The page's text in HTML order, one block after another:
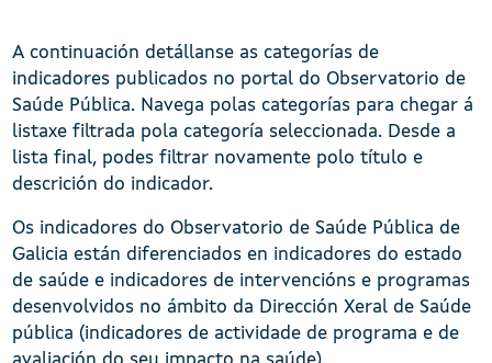
A continuación detállanse as categorías de
indicadores publicados no portal do Observatorio de
Saúde Pública. Navega polas categorías para chegar á
listaxe filtrada pola categoría seleccionada. Desde a
lista final, podes filtrar novamente polo título e
descrición do indicador.
Os indicadores do Observatorio de Saúde Pública de
Galicia están diferenciados en indicadores do estado
de saúde e indicadores de intervencións e programas
desenvolvidos no ámbito da Dirección Xeral de Saúde
pública (indicadores de actividade de programa e de